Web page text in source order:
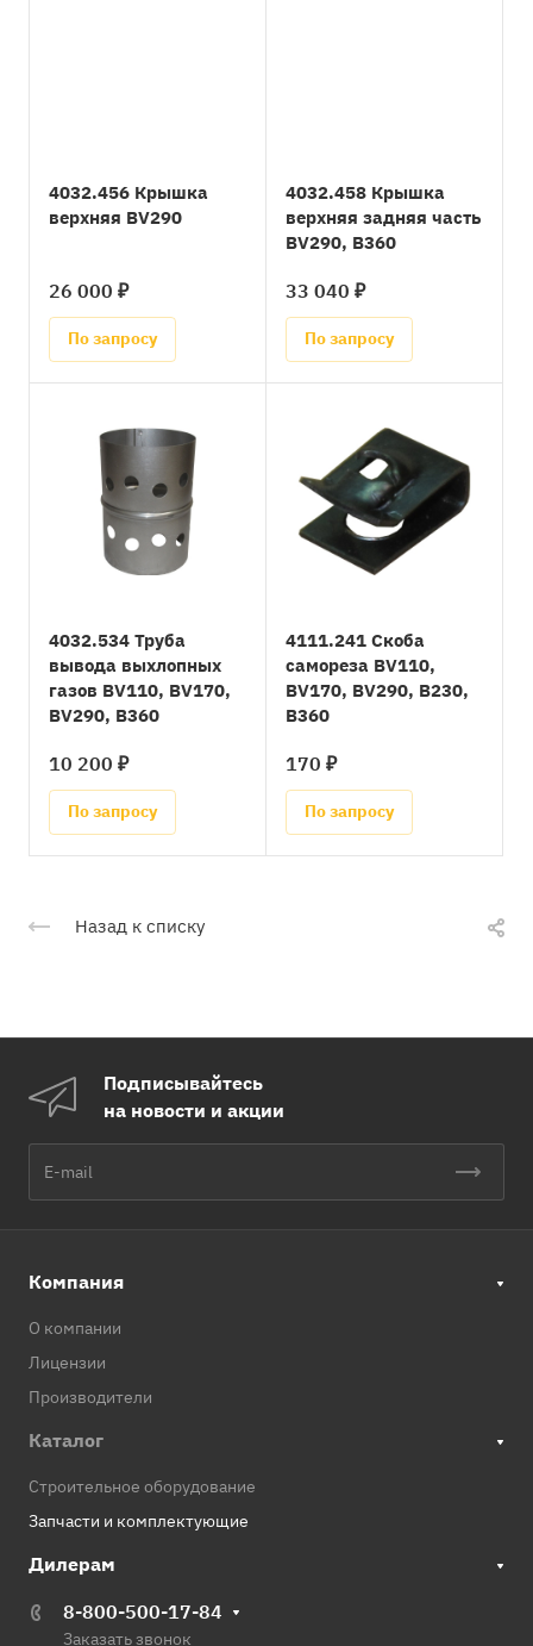
4032.456 Крышка
верхняя BV290
26 000 ₽
По запросу
4032.458 Крышка
верхняя задняя часть
BV290, B360
33 040 ₽
По запросу
4032.534 Труба
вывода выхлопных
газов BV110, BV170,
BV290, B360
10 200 ₽
По запросу
4111.241 Скоба
самореза BV110,
BV170, BV290, B230,
B360
170 ₽
По запросу
Назад к списку
Подписывайтесь
на новости и акции
Компания
О компании
Лицензии
Производители
Каталог
Строительное оборудование
Запчасти и комплектующие
Дилерам
8-800-500-17-84
Заказать звонок